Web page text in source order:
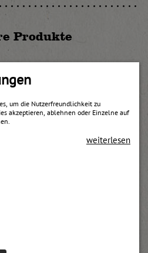
um die Nutzerfreundlichkeit zu
akzeptieren, ablehnen oder Einzelne auf
weiterlesen
Produkte